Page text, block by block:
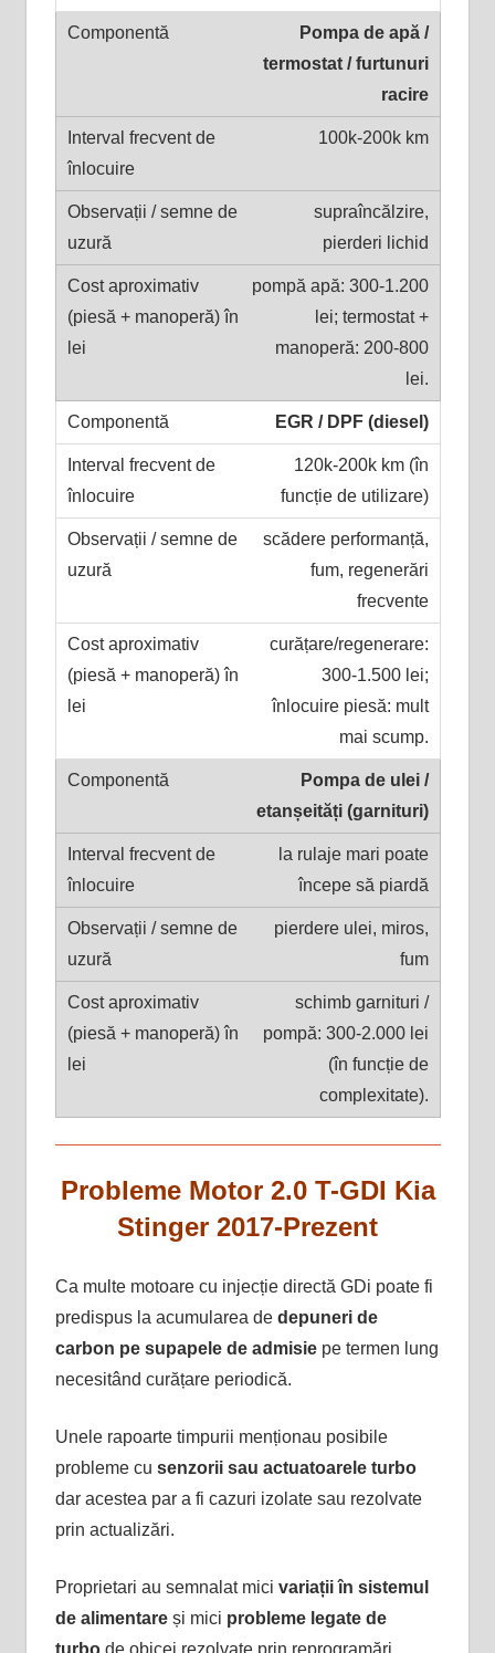
Pompa de apă /
termostat / furtunuri
racire
100k-200k km
supraîncălzire,
pierderi lichid
pompă apă: 300-1.200
lei; termostat +
manoperă: 200-800
lei.
EGR / DPF (diesel)
120k-200k km (în
funcție de utilizare)
scădere performanță,
fum, regenerări
frecvente
curățare/regenerare:
300-1.500 lei;
înlocuire piesă: mult
mai scump.
Pompa de ulei /
etanșeități (garnituri)
la rulaje mari poate
începe să piardă
pierdere ulei, miros,
fum
schimb garnituri /
pompă: 300-2.000 lei
(în funcție de
complexitate).
Probleme Motor 2.0 T-GDI Kia
Stinger 2017-Prezent
Ca multe motoare cu injecție directă GDi poate fi
predispus la acumularea de depuneri de
carbon pe supapele de admisiepe termen lung
necesitând curățare periodică.
Unele rapoarte timpurii menționau posibile
probleme cu senzorii sau actuatoarele turbo
dar acestea par a fi cazuri izolate sau rezolvate
prin actualizări.
Proprietari au semnalat mici variații în sistemul
de alimentareși mici probleme legate de
turbode obicei rezolvate prin reprogramări